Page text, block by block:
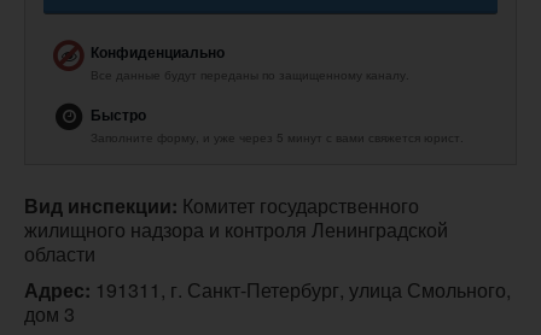
Конфиденциально
Все данные будут переданы по защищенному каналу.
Быстро
Заполните форму, и уже через 5 минут с вами свяжется юрист.
Вид инспекции: Комитет государственного
жилищного надзора и контроля Ленинградской
области
Адрес: 191311, г. Санкт-Петербург, улица Смольного,
дом 3